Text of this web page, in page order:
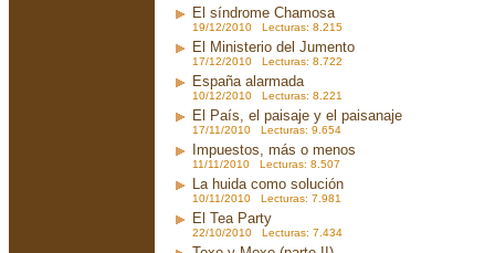
El síndrome Chamosa
19/12/2010 Lecturas: 8.215
El Ministerio del Jumento
17/12/2010 Lecturas: 8.722
España alarmada
10/12/2010 Lecturas: 8.221
El País, el paisaje y el paisanaje
17/11/2010 Lecturas: 9.654
Impuestos, más o menos
11/11/2010 Lecturas: 8.507
La huida como solución
10/11/2010 Lecturas: 7.981
El Tea Party
22/10/2010 Lecturas: 7.434